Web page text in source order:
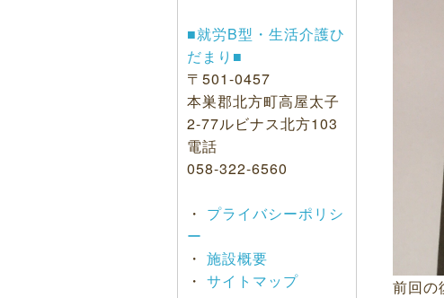
前回の
■就労B型・生活介護ひ
だまり■
〒501-0457
本巣郡北方町高屋太子
2-77ルビナス北方103
電話
058-322-6560
・ プライバシーポリシ
ー
・ 施設概要
・ サイトマップ